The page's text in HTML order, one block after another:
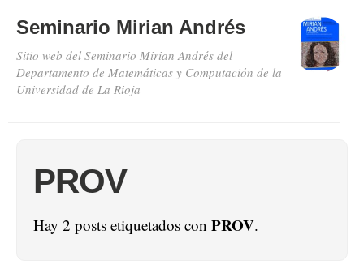
Seminario Mirian Andrés
Sitio web del Seminario Mirian Andrés del
Departamento de Matemáticas y Computación de la
Universidad de La Rioja
PROV
Hay 2 posts etiquetados con PROV.